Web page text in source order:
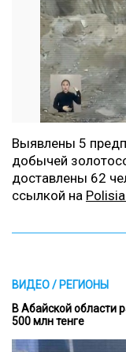
Выявлены 5
добычей
доставлены 62
ссылкой на
ВИДЕО / РЕГИОНЫ
В Абайской области
500 млн тенге